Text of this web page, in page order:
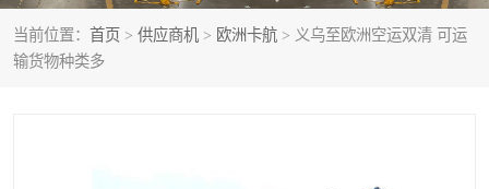
当前位置： 首页 > 供应商机 > 欧洲卡航 > 义乌至欧洲空运双清 可运
输货物种类多
门